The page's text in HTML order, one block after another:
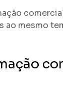
ao mesmo